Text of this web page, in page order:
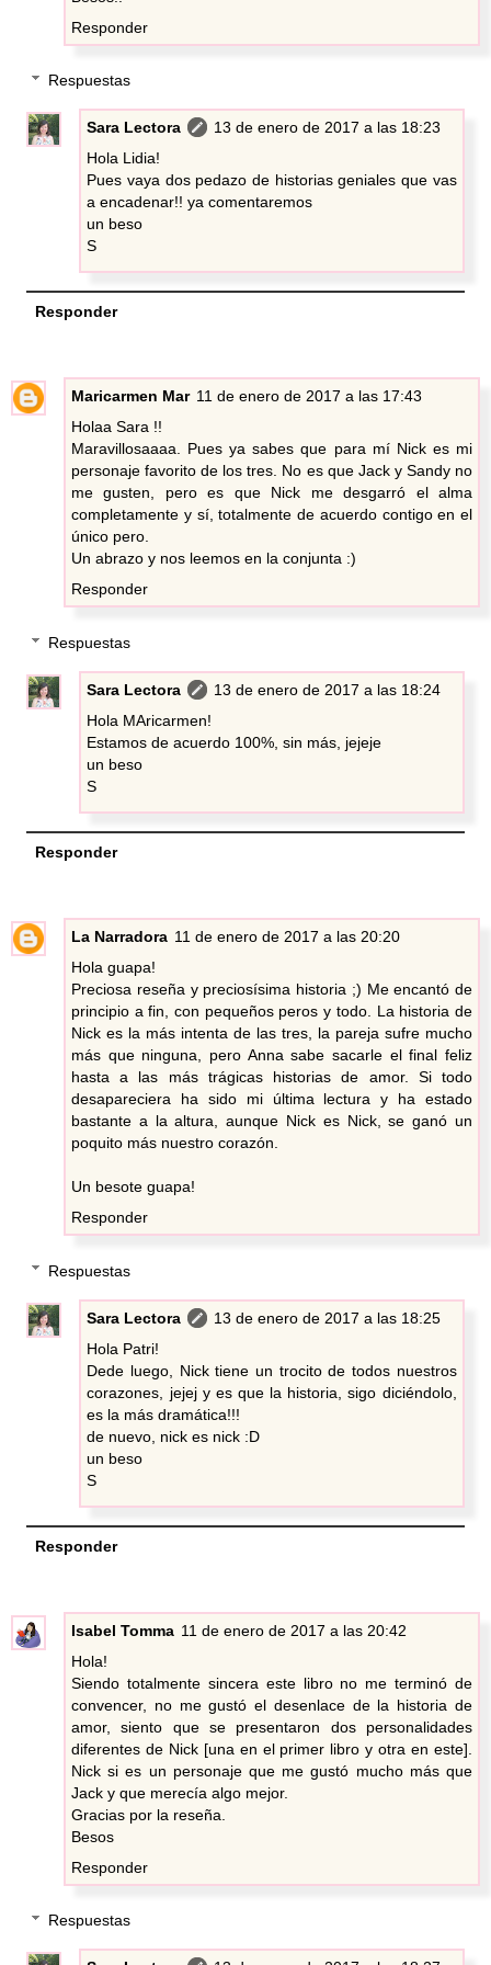
Responder
Respuestas
Sara Lectora
13 de enero de 2017 a las 18:23
Hola Lidia!
Pues vaya dos pedazo de historias geniales que vas
a encadenar!! ya comentaremos
un beso
S
Responder
Maricarmen Mar 11 de enero de 2017 a las 17:43
Holaa Sara !!
Maravillosaaaa. Pues ya sabes que para mí Nick es mi
personaje favorito de los tres. No es que Jack y Sandy no
me gusten, pero es que Nick me desgarró el alma
completamente y sí, totalmente de acuerdo contigo en el
único pero.
Un abrazo y nos leemos en la conjunta :)
Responder
Respuestas
Sara Lectora
13 de enero de 2017 a las 18:24
Hola MAricarmen!
Estamos de acuerdo 100%, sin más, jejeje
un beso
S
Responder
La Narradora 11 de enero de 2017 a las 20:20
Hola guapa!
Preciosa reseña y preciosísima historia ;) Me encantó de
principio a fin, con pequeños peros y todo. La historia de
Nick es la más intenta de las tres, la pareja sufre mucho
más que ninguna, pero Anna sabe sacarle el final feliz
hasta a las más trágicas historias de amor. Si todo
desapareciera ha sido mi última lectura y ha estado
bastante a la altura, aunque Nick es Nick, se ganó un
poquito más nuestro corazón.
Un besote guapa!
Responder
Respuestas
Sara Lectora
13 de enero de 2017 a las 18:25
Hola Patri!
Dede luego, Nick tiene un trocito de todos nuestros
corazones, jejej y es que la historia, sigo diciéndolo,
es la más dramática!!!
de nuevo, nick es nick :D
un beso
S
Responder
Isabel Tomma 11 de enero de 2017 a las 20:42
Hola!
Siendo totalmente sincera este libro no me terminó de
convencer, no me gustó el desenlace de la historia de
amor, siento que se presentaron dos personalidades
diferentes de Nick [una en el primer libro y otra en este].
Nick si es un personaje que me gustó mucho más que
Jack y que merecía algo mejor.
Gracias por la reseña.
Besos
Responder
Respuestas